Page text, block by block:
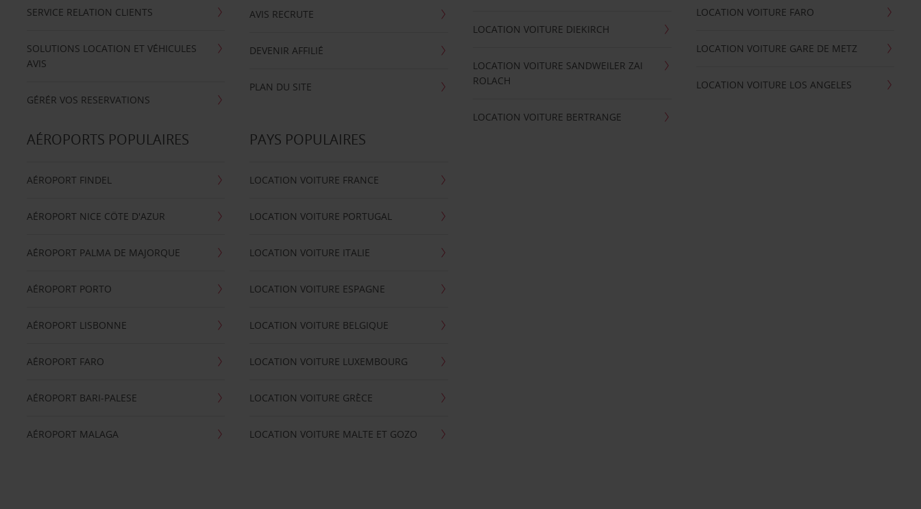
SERVICE RELATION CLIENTS
SOLUTIONS LOCATION ET VÉHICULES
AVIS
GÉRÉR VOS RESERVATIONS
AVIS RECRUTE
DEVENIR AFFILIÉ
PLAN DU SITE
LOCATION VOITURE DIEKIRCH
LOCATION VOITURE SANDWEILER ZAI
ROLACH
LOCATION VOITURE BERTRANGE
LOCATION VOITURE FARO
LOCATION VOITURE GARE DE METZ
LOCATION VOITURE LOS ANGELES
AÉROPORTS POPULAIRES
AÉROPORT FINDEL
AÉROPORT NICE CÖTE D'AZUR
AÉROPORT PALMA DE MAJORQUE
AÉROPORT PORTO
AÉROPORT LISBONNE
AÉROPORT FARO
AÉROPORT BARI-PALESE
AÉROPORT MALAGA
PAYS POPULAIRES
LOCATION VOITURE FRANCE
LOCATION VOITURE PORTUGAL
LOCATION VOITURE ITALIE
LOCATION VOITURE ESPAGNE
LOCATION VOITURE BELGIQUE
LOCATION VOITURE LUXEMBOURG
LOCATION VOITURE GRÈCE
LOCATION VOITURE MALTE ET GOZO